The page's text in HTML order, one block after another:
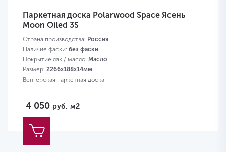
Паркетная доска Polarwood Space Ясень
Moon Oiled 3S
Страна производства: Россия
Наличие фаски: без фаски
Покрытие лак / масло: Масло
Размер: 2266х188х14мм
Венгерская паркетная доска
4 050 руб. м2